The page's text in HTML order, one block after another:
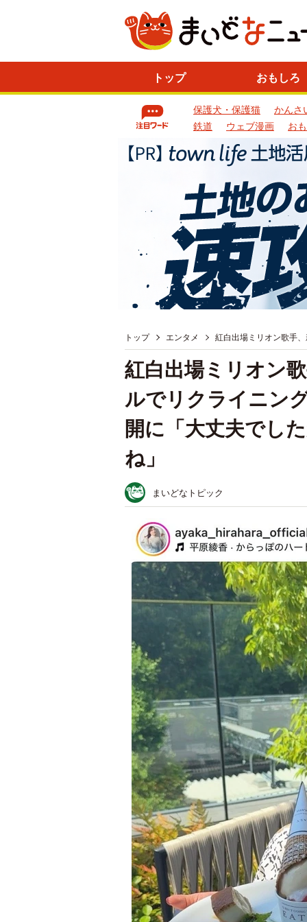
トップ おもしろ
保護犬・保護猫
かんさ
鉄道
ウェブ漫画 お
トップ エンタメ 紅白出場ミリオン歌手
紅白出場ミリオン
ルでリクライニン
開に「大丈夫でし
ね」
まいどなトピック